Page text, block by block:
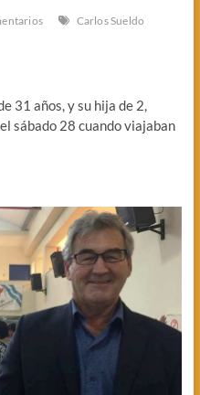
Carlos Sueldo
31 años, y su hija de 2,
sábado 28 cuando viajaban